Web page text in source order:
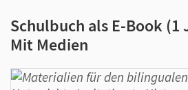
Schulbuch als E-Book (1
Mit Medien